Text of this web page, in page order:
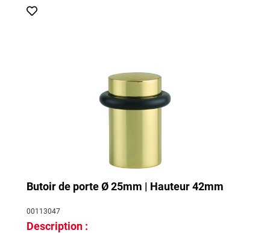
Butoir de porte Ø 25mm | Hauteur 42mm
00113047
Description :